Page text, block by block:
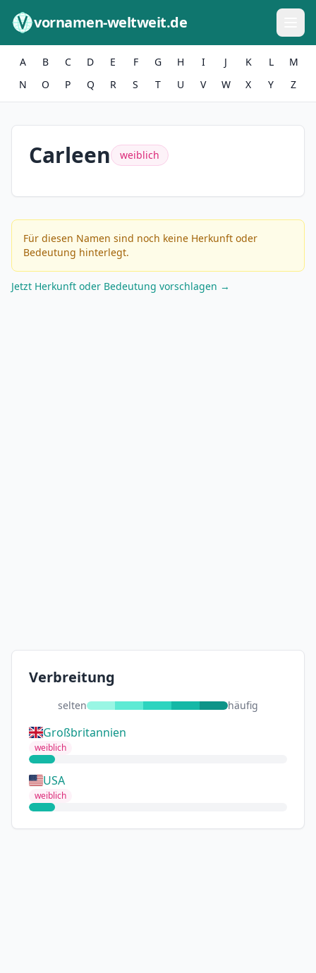
vornamen-weltweit.de
A B C D E F G H I J K L
M
N
O P Q R S T U V W X Y Z
Carleen weiblich
Für diesen Namen sind noch keine Herkunft oder
Bedeutung hinterlegt.
Jetzt Herkunft oder Bedeutung vorschlagen →
Verbreitung
selten häufig
Großbritannien
weiblich
USA
weiblich